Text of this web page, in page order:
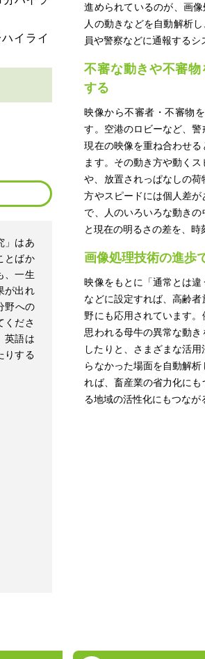
」はあ
とばか
、一生
が出れ
野への
くださ
英語は
りする
進められているのが、画
人の動きなどを自動解析
員や警察などに通報するシ
不審な動きや不審物
する
映像から不審者・不審物
す。空港のロビーなど、
現在の映像を重ね合わせ
ます。その動き方や動く
や、放置されっぱなしの荷
方やスピードには個人差
で、人のいろいろな動き
と現在の明るさの差を、時
画像処理技術の進歩
映像をもとに「通常とは違
などに設定すれば、高齢
野にも応用されています
思われる母牛の異常な動
したりと、さまざまな活
らなかった場面を自動解
れば、畜産業の省力化に
る地域の活性化にもつなが